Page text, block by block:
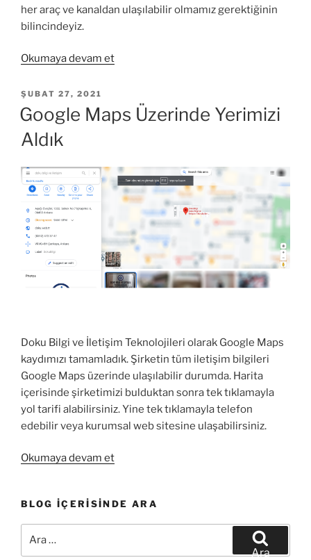
her araç ve kanaldan ulaşılabilir olmamız gerektiğinin
bilincindeyiz.
Okumaya devam et“Yandex
Ulaşılabilir
Haldeyiz”
YAYIM
TARIHI
ŞUBAT 27, 2021
Google Maps Üzerinde Yerimizi
Aldık
Doku Bilgi ve İletişim Teknolojileri olarak Google Maps
kaydımızı tamamladık. Şirketin tüm iletişim bilgileri
Google Maps üzerinde ulaşılabilir durumda. Harita
içerisinde şirketimizi bulduktan sonra tek tıklamayla
yol tarifi alabilirsiniz. Yine tek tıklamayla telefon
edebilir veya kurumsal web sitesine ulaşabilirsiniz.
Okumaya devam et“Google
Yerimizi
Aldık”
BLOG İÇERISINDE ARA
Ara